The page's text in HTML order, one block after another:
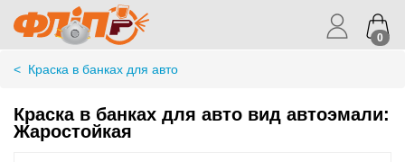
0
< Краска в банках для авто
Краска в банках для авто вид автоэмали:
Жаростойкая